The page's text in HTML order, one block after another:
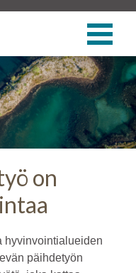
on
hyvinvointialueiden
päihdetyön